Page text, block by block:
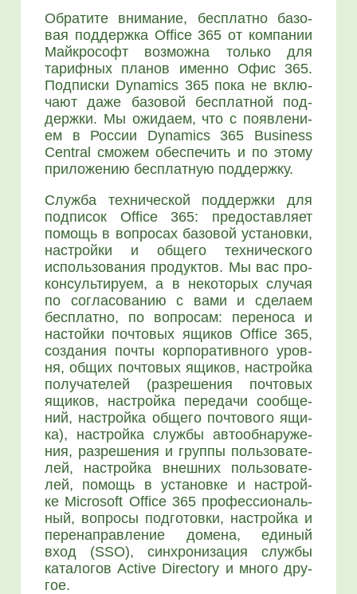
Обра­ти­те вни­ма­ние, бес­плат­но базо­
вая под­держ­ка Office 365 от ком­па­нии
Май­к­ро­софт воз­мож­на толь­ко для
тариф­ных пла­нов имен­но Офис 365.
Под­пис­ки Dynamics 365 пока не вклю­
ча­ют даже базо­вой бес­плат­ной под­
держ­ки. Мы ожи­да­ем, что с появ­ле­ни­
ем в Рос­сии Dynamics 365 Business
Central смо­жем обес­пе­чить и по это­му
при­ло­же­нию бес­плат­ную под­держ­ку.
Служ­ба тех­ни­че­ской под­держ­ки для
под­пи­сок Office 365: предо­став­ля­ет
помощь в вопро­сах базо­вой уста­нов­ки,
настрой­ки и обще­го тех­ни­че­ско­го
исполь­зо­ва­ния про­дук­тов. Мы вас про­
кон­суль­ти­ру­ем, а в неко­то­рых слу­чая
по согла­со­ва­нию с вами и сде­ла­ем
бес­плат­но, по вопро­сам: пере­но­са и
настой­ки поч­то­вых ящи­ков Office 365,
созда­ния почты кор­по­ра­тив­но­го уров­
ня, общих поч­то­вых ящи­ков, настрой­ка
полу­ча­те­лей (раз­ре­ше­ния поч­то­вых
ящи­ков, настрой­ка пере­да­чи сооб­ще­
ний, настрой­ка обще­го поч­то­во­го ящи­
ка), настрой­ка служ­бы авто­об­на­ру­же­
ния, раз­ре­ше­ния и груп­пы поль­зо­ва­те­
лей, настрой­ка внеш­них поль­зо­ва­те­
лей, помощь в уста­нов­ке и настрой­
ке Microsoft Office 365 про­фес­си­о­наль­
ный, вопро­сы под­го­тов­ки, настрой­ка и
пере­на­прав­ле­ние доме­на, еди­ный
вход (SSO), син­хро­ни­за­ция cлуж­бы
ката­ло­гов Active Directory и мно­го дру­
гое.